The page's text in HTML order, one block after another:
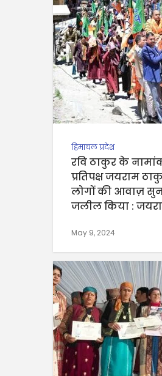
हिमाचल प्रदेश
रवि ठाकुर के
प्रतिपक्ष जयराम
लोगों की आवाज़
जलील किया :
May 9, 2024